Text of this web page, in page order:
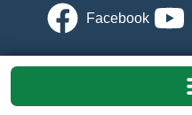
Facebook